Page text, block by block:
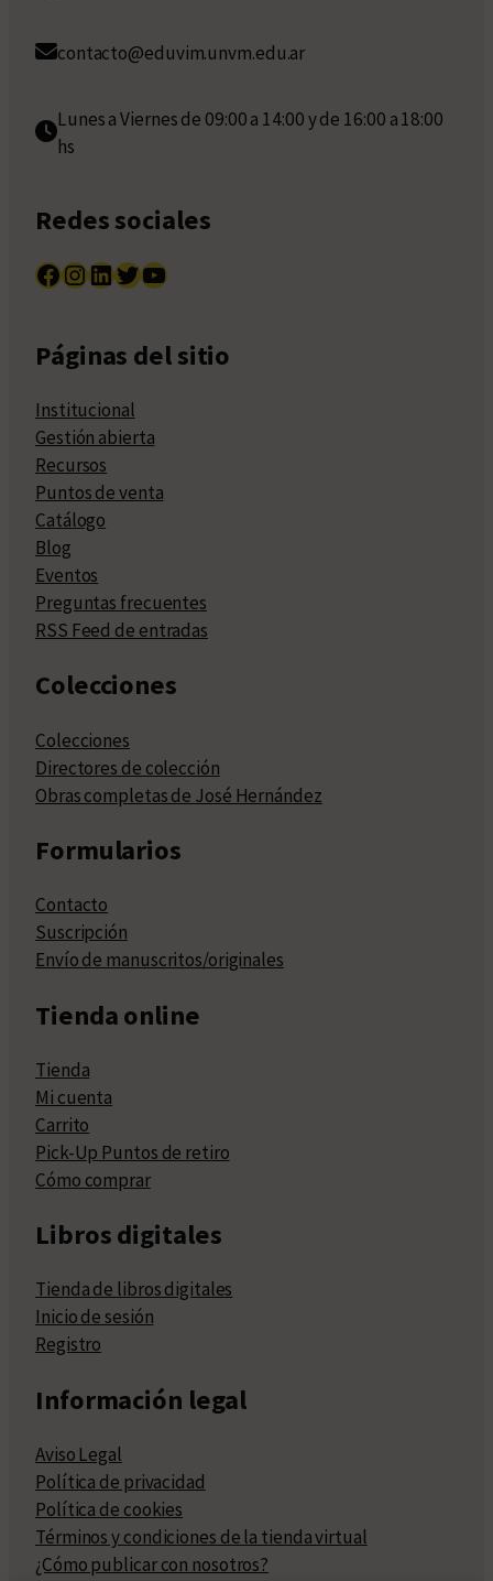
contacto@eduvim.unvm.edu.ar
Lunes a Viernes de 09:00 a 14:00 y de 16:00 a 18:00
hs
Redes sociales
Facebook InstagramLinkedIn Twitter YouTube
Páginas del sitio
Institucional
Gestión abierta
Recursos
Puntos de venta
Catálogo
Blog
Eventos
Preguntas frecuentes
RSS Feed de entradas
Colecciones
Colecciones
Directores de colección
Obras completas de José Hernández
Formularios
Contacto
Suscripción
Envío de manuscritos/originales
Tienda online
Tienda
Mi cuenta
Carrito
Pick-Up Puntos de retiro
Cómo comprar
Libros digitales
Tienda de libros digitales
Inicio de sesión
Registro
Información legal
Aviso Legal
Política de privacidad
Política de cookies
Términos y condiciones de la tienda virtual
¿Cómo publicar con nosotros?